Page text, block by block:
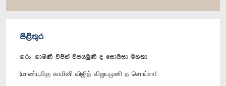
පිළිතුර
ගරු ගාමිණී විජිත් විජයමුණි ද සොයිසා මහතා
(மாண்புமிகு காமினி விஜித் விஜயமுனி த சொய்சா)